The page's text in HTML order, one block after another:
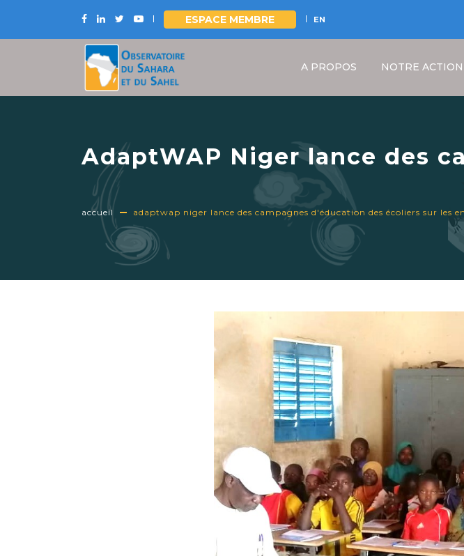
principal
ESPACE MEMBRE EN
A PROPOS NOTRE ACTION
AdaptWAP Niger lance des
écoliers sur les enjeux du
accueil adaptwap niger lance des campagnes d'éducation des écoliers sur les